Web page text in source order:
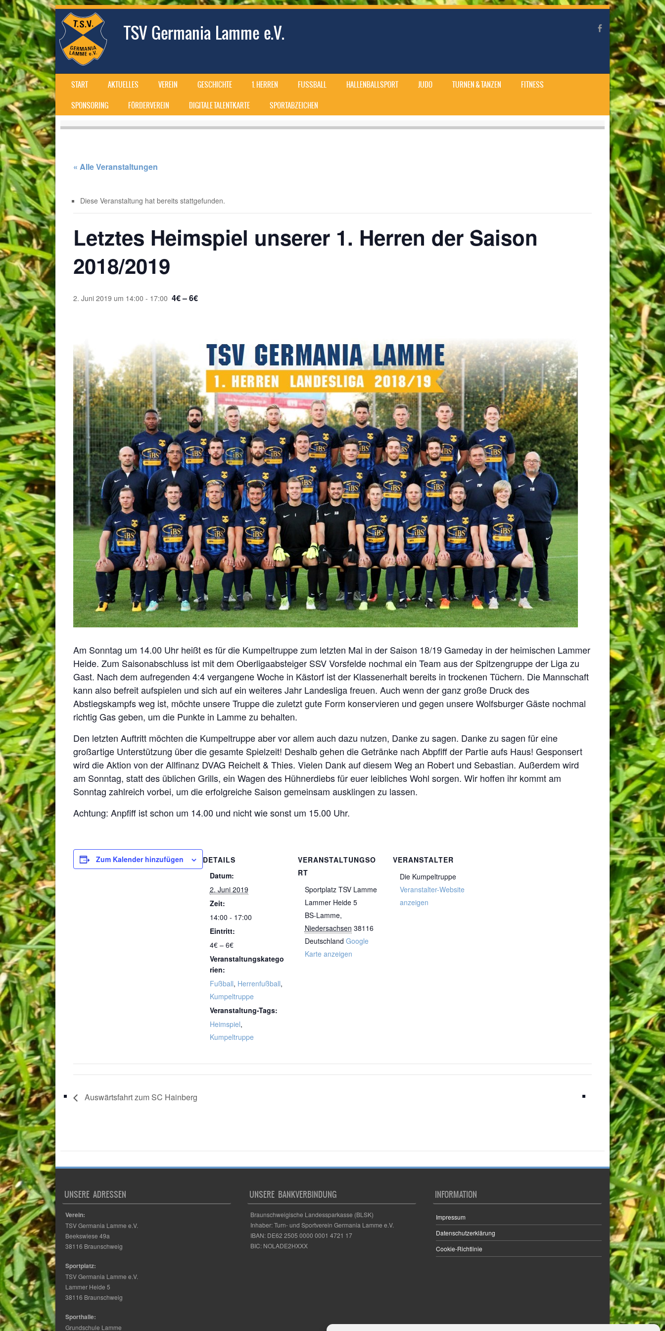
TSV Germania Lamme e.V.
MENU
SKIP TO CONTENT
START AKTUELLES VEREIN GESCHICHTE 1. HERREN FUSSBALL HALLENBALLSPORT JUDO TURNEN & TANZEN
FITNESS
SPONSORING
FÖRDERVEREIN DIGITALE TALENTKARTE SPORTABZEICHEN
« Alle Veranstaltungen
Diese Veranstaltung hat bereits stattgefunden.
Letztes Heimspiel unserer 1. Herren der Saison
2018/2019
2. Juni 2019 um 14:00 - 17:00 4€ – 6€
Am Sonntag um 14.00 Uhr heißt es für die Kumpeltruppe zum letzten Mal in der Saison 18/19 Gameday in der heimischen Lammer
Heide. Zum Saisonabschluss ist mit dem Oberligaabsteiger SSV Vorsfelde nochmal ein Team aus der Spitzengruppe der Liga zu
Gast. Nach dem aufregenden 4:4 vergangene Woche in Kästorf ist der Klassenerhalt bereits in trockenen Tüchern. Die Mannschaft
kann also befreit aufspielen und sich auf ein weiteres Jahr Landesliga freuen. Auch wenn der ganz große Druck des
Abstiegskampfs weg ist, möchte unsere Truppe die zuletzt gute Form konservieren und gegen unsere Wolfsburger Gäste nochmal
richtig Gas geben, um die Punkte in Lamme zu behalten.
Den letzten Auftritt möchten die Kumpeltruppe aber vor allem auch dazu nutzen, Danke zu sagen. Danke zu sagen für eine
großartige Unterstützung über die gesamte Spielzeit! Deshalb gehen die Getränke nach Abpfiff der Partie aufs Haus! Gesponsert
wird die Aktion von der Allfinanz DVAG Reichelt & Thies. Vielen Dank auf diesem Weg an Robert und Sebastian. Außerdem wird
am Sonntag, statt des üblichen Grills, ein Wagen des Hühnerdiebs für euer leibliches Wohl sorgen. Wir hoffen ihr kommt am
Sonntag zahlreich vorbei, um die erfolgreiche Saison gemeinsam ausklingen zu lassen.
Achtung: Anpfiff ist schon um 14.00 und nicht wie sonst um 15.00 Uhr.
Zum Kalender hinzufügen
DETAILS
Datum:
2. Juni 2019
Zeit:
14:00 - 17:00
Eintritt:
4€ – 6€
Veranstaltungskatego
rien:
Fußball, Herrenfußball,
Kumpeltruppe
Veranstaltung-Tags:
Heimspiel,
Kumpeltruppe
VERANSTALTUNGSO
RT
Sportplatz TSV Lamme
Lammer Heide 5
BS-Lamme,
Niedersachsen 38116
Deutschland Google
Karte anzeigen
VERANSTALTER
Die Kumpeltruppe
Veranstalter-Website
anzeigen
Auswärtsfahrt zum SC Hainberg
UNSERE ADRESSEN
Verein:
TSV Germania Lamme e.V.
Beekswiese 49a
38116 Braunschweig
Sportplatz:
TSV Germania Lamme e.V.
Lammer Heide 5
38116 Braunschweig
Sporthalle:
Grundschule Lamme
UNSERE BANKVERBINDUNG
Braunschweigische Landessparkasse (BLSK)
Inhaber: Turn- und Sportverein Germania Lamme e.V.
IBAN: DE62 2505 0000 0001 4721 17
BIC: NOLADE2HXXX
INFORMATION
Impressum
Datenschutzerklärung
Cookie-Richtlinie